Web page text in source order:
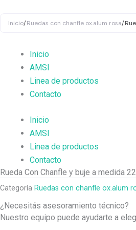
Inicio
AMSI
Linea de productos
Contacto
Inicio
AMSI
Linea de productos
Contacto
Inicio/Ruedas con chanfle ox.alum rosa/
Rueda Con Chanfle y buje a medida
Categoría Ruedas con chanfle ox.alum
¿Necesitás asesoramiento técnico?
Nuestro equipo puede ayudarte a